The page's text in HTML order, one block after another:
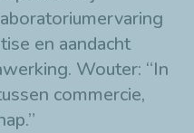
en aandacht
Wouter: “In
commercie,